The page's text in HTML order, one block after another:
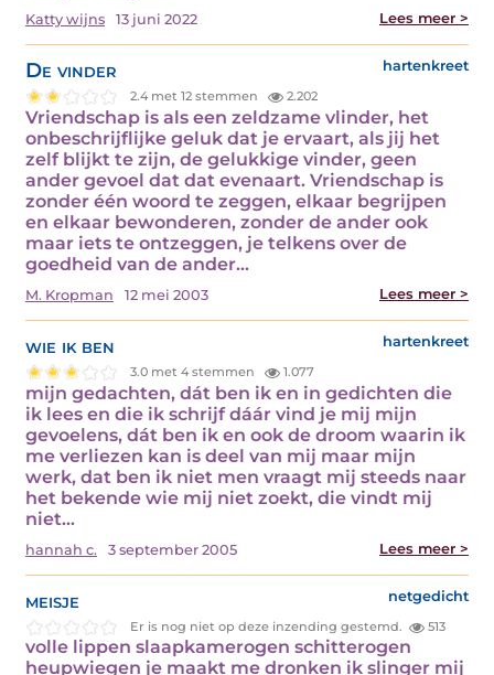
Katty wijns 13 juni 2022 Lees meer >
De vinder hartenkreet
2.4 met 12 stemmen 2.202
Vriendschap is als een zeldzame vlinder, het
onbeschrijflijke geluk dat je ervaart, als jij het
zelf blijkt te zijn, de gelukkige vinder, geen
ander gevoel dat dat evenaart. Vriendschap is
zonder één woord te zeggen, elkaar begrijpen
en elkaar bewonderen, zonder de ander ook
maar iets te ontzeggen, je telkens over de
goedheid van de ander…
M. Kropman 12 mei 2003 Lees meer >
wie ik ben hartenkreet
3.0 met 4 stemmen 1.077
mijn gedachten, dát ben ik en in gedichten die
ik lees en die ik schrijf dáár vind je mij mijn
gevoelens, dát ben ik en ook de droom waarin ik
me verliezen kan is deel van mij maar mijn
werk, dat ben ik niet men vraagt mij steeds naar
het bekende wie mij niet zoekt, die vindt mij
niet…
hannah c. 3 september 2005 Lees meer >
meisje netgedicht
Er is nog niet op deze inzending gestemd. 513
volle lippen slaapkamerogen schitterogen
heupwiegen je maakt me dronken ik slinger mij